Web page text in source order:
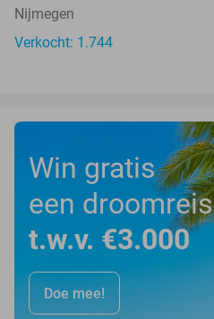
Nijmegen
Verkocht: 1.744
Win gratis
een droomreis
t.w.v. €3.000
Doe mee!